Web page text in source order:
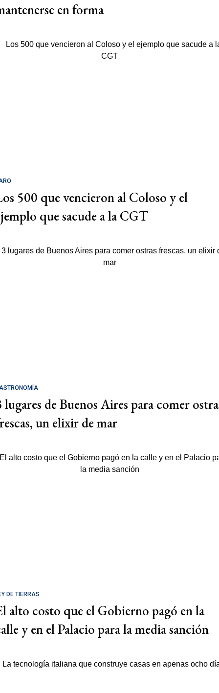
en forma
500 que vencieron al Coloso y el
que sacude a la CGT
lugares de Buenos Aires para comer
un elixir de mar
DE TIERRAS
alto costo que el Gobierno pagó en la
y en el Palacio para la media sanción